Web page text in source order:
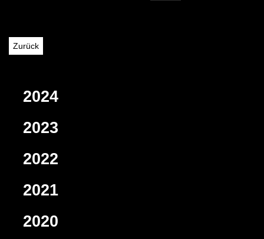
Zurück
2024
2023
2022
2021
2020